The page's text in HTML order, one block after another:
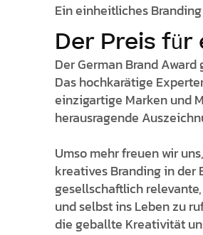
Ein einheitliches
Der Preis
Der German Brand
Das hochkarätige
einzigartige Marken und
herausragende
Umso mehr freuen wir
kreatives Branding in der
gesellschaftlich
und selbst ins Leben zu
die geballte Kreativität